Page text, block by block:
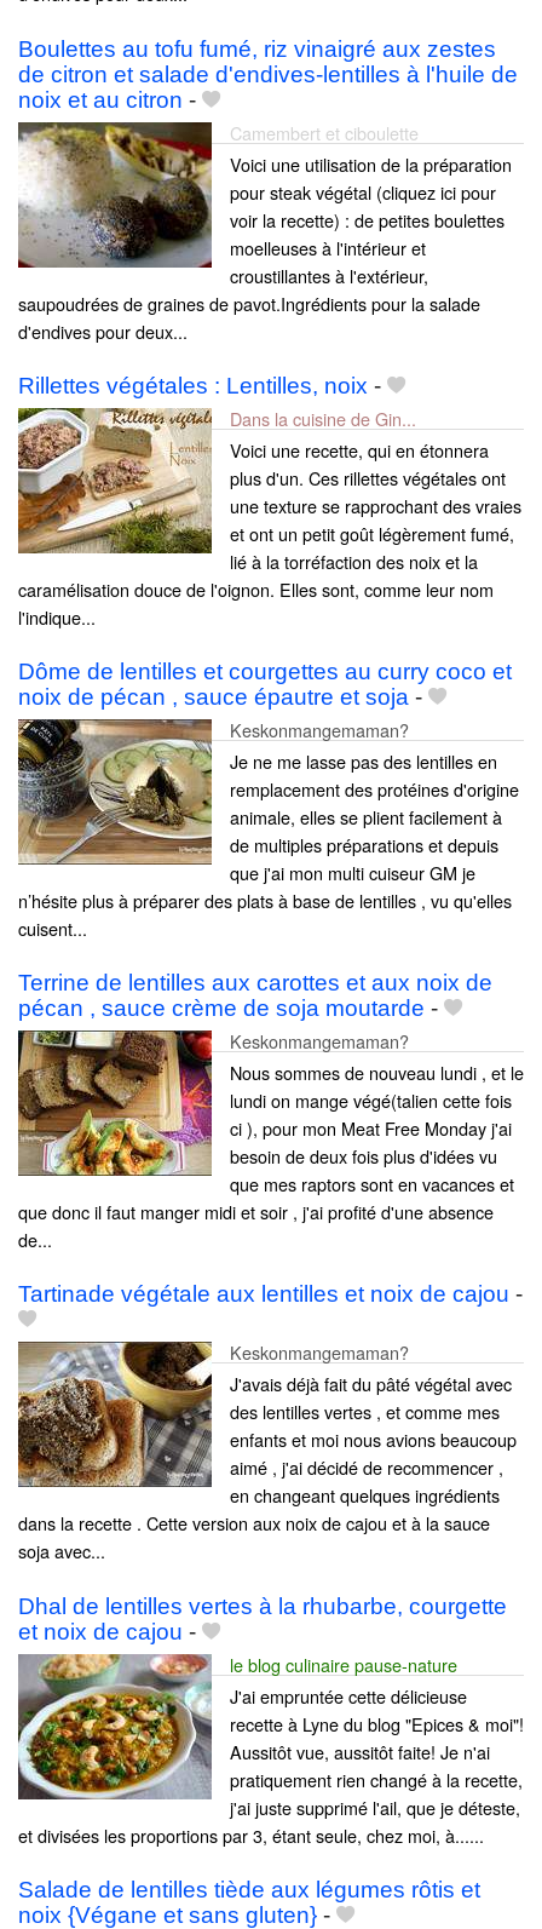
Boulettes au tofu fumé, riz vinaigré aux zestes
de citron et salade d'endives-lentilles à l'huile de
noix et au citron -
Camembert et ciboulette
Voici une utilisation de la préparation
pour steak végétal (cliquez ici pour
voir la recette) : de petites boulettes
moelleuses à l'intérieur et
croustillantes à l'extérieur,
saupoudrées de graines de pavot.Ingrédients pour la salade
d'endives pour deux...
Rillettes végétales : Lentilles, noix -
Dans la cuisine de Gin...
Voici une recette, qui en étonnera
plus d'un. Ces rillettes végétales ont
une texture se rapprochant des vraies
et ont un petit goût légèrement fumé,
lié à la torréfaction des noix et la
caramélisation douce de l'oignon. Elles sont, comme leur nom
l'indique...
Dôme de lentilles et courgettes au curry coco et
noix de pécan , sauce épautre et soja -
Keskonmangemaman?
Je ne me lasse pas des lentilles en
remplacement des protéines d'origine
animale, elles se plient facilement à
de multiples préparations et depuis
que j'ai mon multi cuiseur GM je
n’hésite plus à préparer des plats à base de lentilles , vu qu'elles
cuisent...
Terrine de lentilles aux carottes et aux noix de
pécan , sauce crème de soja moutarde -
Keskonmangemaman?
Nous sommes de nouveau lundi , et le
lundi on mange végé(talien cette fois
ci ), pour mon Meat Free Monday j'ai
besoin de deux fois plus d'idées vu
que mes raptors sont en vacances et
que donc il faut manger midi et soir , j'ai profité d'une absence
de...
Tartinade végétale aux lentilles et noix de cajou -
Keskonmangemaman?
J'avais déjà fait du pâté végétal avec
des lentilles vertes , et comme mes
enfants et moi nous avions beaucoup
aimé , j'ai décidé de recommencer ,
en changeant quelques ingrédients
dans la recette . Cette version aux noix de cajou et à la sauce
soja avec...
Dhal de lentilles vertes à la rhubarbe, courgette
et noix de cajou -
le blog culinaire pause-nature
J'ai empruntée cette délicieuse
recette à Lyne du blog "Epices & moi"!
Aussitôt vue, aussitôt faite! Je n'ai
pratiquement rien changé à la recette,
j'ai juste supprimé l'ail, que je déteste,
et divisées les proportions par 3, étant seule, chez moi, à......
Salade de lentilles tiède aux légumes rôtis et
noix {Végane et sans gluten} -